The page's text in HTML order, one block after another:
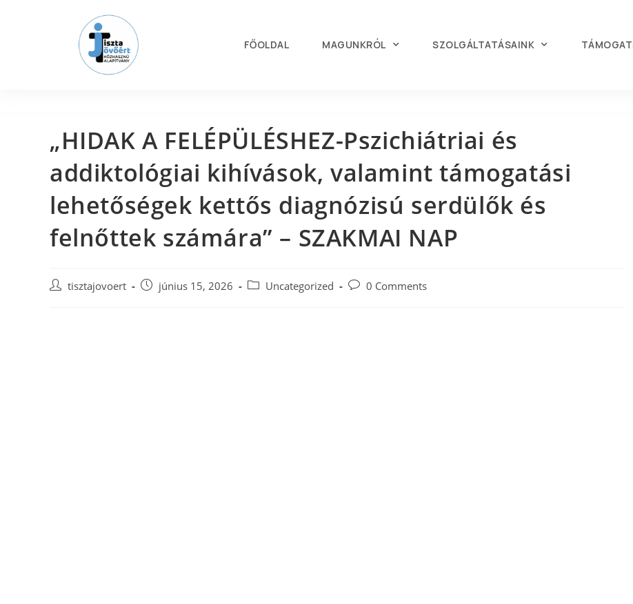
FŐOLDAL MAGUNKRÓL SZOLGÁLTATÁSAINK
„HIDAK A FELÉPÜLÉSHEZ-Pszichiátriai és
addiktológiai kihívások, valamint támogatási
lehetőségek kettős diagnózisú serdülők és
felnőttek számára” – SZAKMAI NAP
tisztajovoert június 15, 2026 Uncategorized 0 Comments